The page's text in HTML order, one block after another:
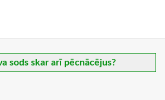
sods skar arī pēcnācējus?